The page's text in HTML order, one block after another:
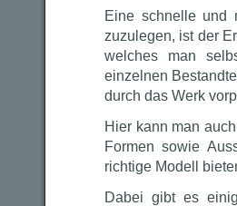
Eine schnelle und
zuzulegen, ist der
welches man
einzelnen
durch das Werk
Hier kann man
Formen sowie
richtige Modell
Dabei gibt es